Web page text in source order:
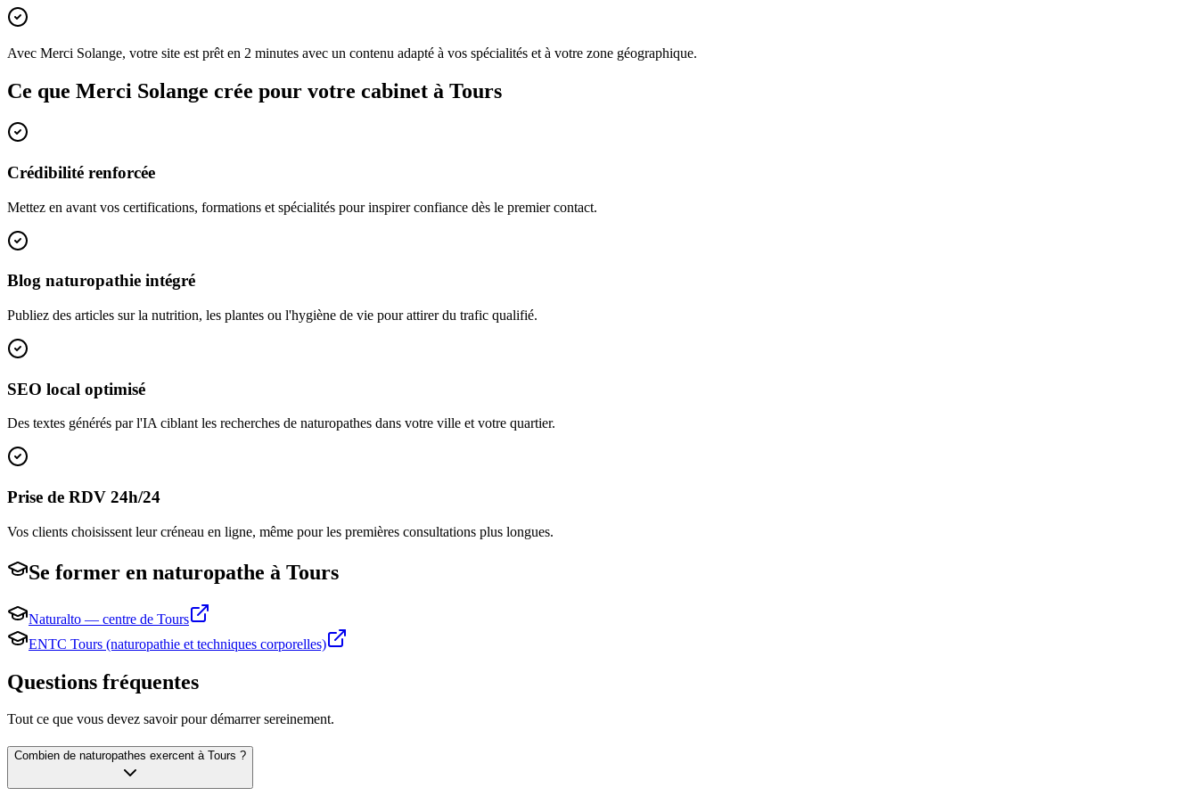
Avec Merci Solange, votre site est prêt en 2 minutes avec un contenu adapté à vos spécialités et à votre zone géographique.
Ce que Merci Solange crée pour votre cabinet à Tours
Crédibilité renforcée
Mettez en avant vos certifications, formations et spécialités pour inspirer confiance dès le premier contact.
Blog naturopathie intégré
Publiez des articles sur la nutrition, les plantes ou l'hygiène de vie pour attirer du trafic qualifié.
SEO local optimisé
Des textes générés par l'IA ciblant les recherches de naturopathes dans votre ville et votre quartier.
Prise de RDV 24h/24
Vos clients choisissent leur créneau en ligne, même pour les premières consultations plus longues.
Se former en naturopathe à Tours
Naturalto — centre de Tours
ENTC Tours (naturopathie et techniques corporelles)
Questions fréquentes
Tout ce que vous devez savoir pour démarrer sereinement.
Combien de naturopathes exercent à Tours ?